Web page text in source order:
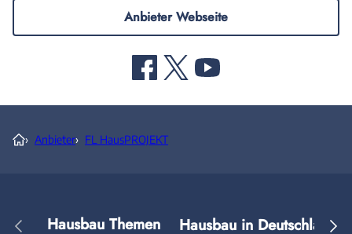
Anbieter Webseite
› Anbieter› FL HausPROJEKT
Hausbau Themen Hausbau in Deutschland